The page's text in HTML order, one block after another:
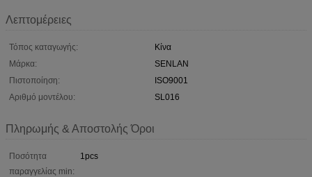
Λεπτομέρειες
Τόπος καταγωγής:
Κίνα
Μάρκα:
SENLAN
Πιστοποίηση:
ISO9001
Αριθμό μοντέλου:
SL016
Πληρωμής & Αποστολής Όροι
Ποσότητα
παραγγελίας min:
1pcs